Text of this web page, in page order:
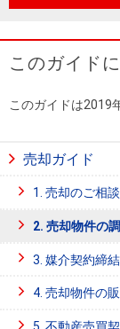
このガイド
このガイドは2019
売却ガイド
1. 売却のご相談
2. 売却物件の
3. 媒介契約締結
4. 売却物件の